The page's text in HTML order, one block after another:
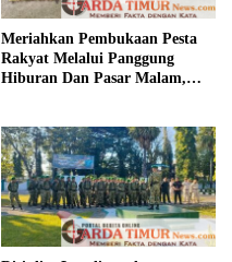
Meriahkan Pembukaan Pesta
Rakyat Melalui Panggung
Hiburan Dan Pasar Malam,